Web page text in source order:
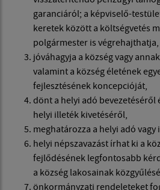
garanciáról; a képviselő-
keretek között a költségvetés
polgármester is végrehajthatja,
jóváhagyja a község vagy
valamint a község életének
fejlesztésének koncepcióját,
dönt a helyi adó
helyi illeték kivetéséről,
meghatározza a helyi adó
helyi népszavazást írhat ki a
fejlődésének legfontosabb
a község lakosainak
önkormányzati rendeleteket